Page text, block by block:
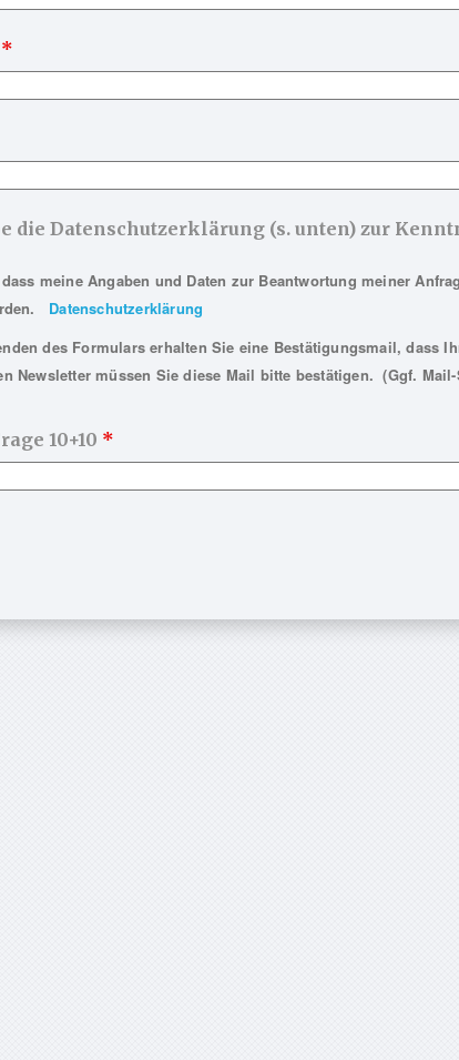
*
die Datenschutzerklärung (s. unten) zur
meine Angaben und Daten zur Beantwortung meiner
Datenschutzerklärung
des Formulars erhalten Sie eine Bestätigungsmail, dass
Newsletter müssen Sie diese Mail bitte bestätigen. (Ggf.
10+10 *